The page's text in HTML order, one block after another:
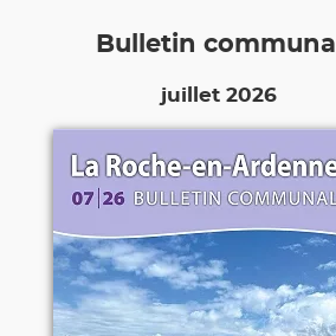
Bulletin communal
juillet 2026